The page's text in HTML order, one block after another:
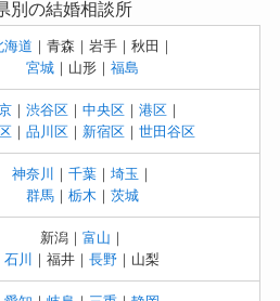
別の結婚相談所
海道 ｜青森｜岩手｜秋田｜
宮城｜山形｜ 福島
｜ 渋谷区｜ 中央区｜ 港区｜
｜ 品川区｜ 新宿区｜ 世田谷区
神奈川 ｜ 千葉｜ 埼玉 ｜
群馬｜ 栃木 ｜ 茨城
新潟｜ 富山 ｜
石川 ｜福井｜長野 ｜山梨